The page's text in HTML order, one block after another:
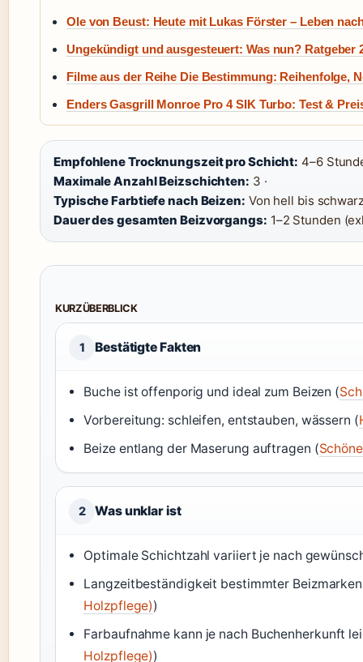
Ole von Beust: Heute mit Lukas Förster – Leben
Ungekündigt und ausgesteuert: Was nun? Ratgeber
Filme aus der Reihe Die Bestimmung: Reihenfolge,
Enders Gasgrill Monroe Pro 4 SIK Turbo: Test &
Empfohlene Trocknungszeit pro Schicht: 4–6
Maximale Anzahl Beizschichten: 3 ·
Typische Farbtiefe nach Beizen: Von hell bis
Dauer des gesamten Beizvorgangs: 1–2 Stunden
KURZÜBERBLICK
1 Bestätigte Fakten
Buche ist offenporig und ideal zum Beizen (
Vorbereitung: schleifen, entstauben, wässern (
Beize entlang der Maserung auftragen (
2 Was unklar ist
Optimale Schichtzahl variiert je nach
Langzeitbeständigkeit bestimmter
Holzpflege))
Farbaufnahme kann je nach Buchenherkunft
Holzpflege))